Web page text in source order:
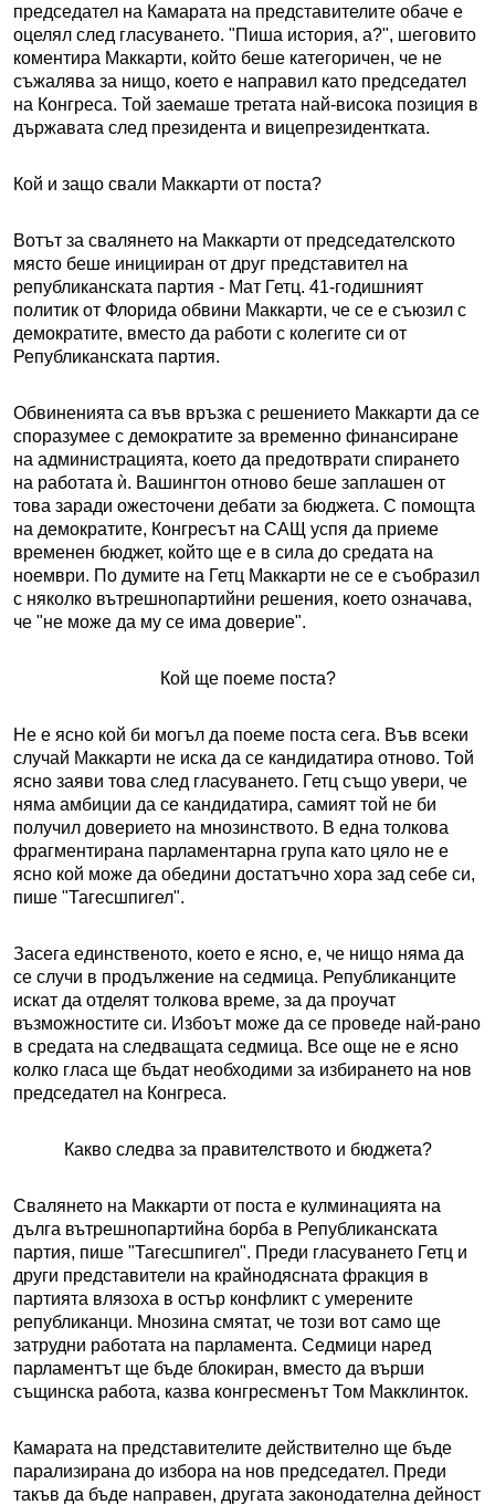
председател на Камарата на представителите обаче е
оцелял след гласуването. "Пиша история, а?", шеговито
коментира Маккарти, който беше категоричен, че не
съжалява за нищо, което е направил като председател
на Конгреса. Той заемаше третата най-висока позиция в
държавата след президента и вицепрезидентката.
Кой и защо свали Маккарти от поста?
Вотът за свалянето на Маккарти от председателското
място беше иницииран от друг представител на
републиканската партия - Мат Гетц. 41-годишният
политик от Флорида обвини Маккарти, че се е съюзил с
демократите, вместо да работи с колегите си от
Републиканската партия.
Обвиненията са във връзка с решението Маккарти да се
споразумее с демократите за временно финансиране
на администрацията, което да предотврати спирането
на работата ѝ. Вашингтон отново беше заплашен от
това заради ожесточени дебати за бюджета. С помощта
на демократите, Конгресът на САЩ успя да приеме
временен бюджет, който ще е в сила до средата на
ноември. По думите на Гетц Маккарти не се е съобразил
с няколко вътрешнопартийни решения, което означава,
че "не може да му се има доверие".
Кой ще поеме поста?
Не е ясно кой би могъл да поеме поста сега. Във всеки
случай Маккарти не иска да се кандидатира отново. Той
ясно заяви това след гласуването. Гетц също увери, че
няма амбиции да се кандидатира, самият той не би
получил доверието на мнозинството. В една толкова
фрагментирана парламентарна група като цяло не е
ясно кой може да обедини достатъчно хора зад себе си,
пише "Тагесшпигел".
Засега единственото, което е ясно, е, че нищо няма да
се случи в продължение на седмица. Републиканците
искат да отделят толкова време, за да проучат
възможностите си. Избоът може да се проведе най-рано
в средата на следващата седмица. Все още не е ясно
колко гласа ще бъдат необходими за избирането на нов
председател на Конгреса.
Какво следва за правителството и бюджета?
Свалянето на Маккарти от поста е кулминацията на
дълга вътрешнопартийна борба в Републиканската
партия, пише "Тагесшпигел". Преди гласуването Гетц и
други представители на крайнодясната фракция в
партията влязоха в остър конфликт с умерените
републиканци. Мнозина смятат, че този вот само ще
затрудни работата на парламента. Седмици наред
парламентът ще бъде блокиран, вместо да върши
същинска работа, казва конгресменът Том Макклинток.
Камарата на представителите действително ще бъде
парализирана до избора на нов председател. Преди
такъв да бъде направен, другата законодателна дейност